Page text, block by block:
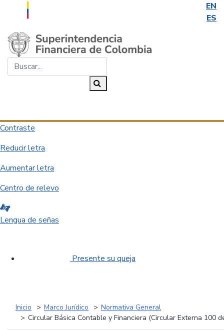
EN
ES
Saltar al contenido principal
Contraste
Reducir letra
Aumentar letra
Centro de relevo
Lengua de señas
Presente su queja
Inicio Marco Jurídico
Normativa General
Circular Básica Contable y Financiera (Circular Externa 100